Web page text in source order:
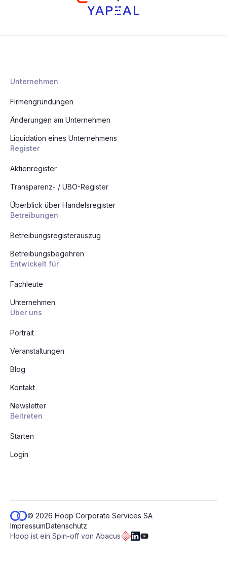
Unternehmen
Firmengründungen
Änderungen am Unternehmen
Liquidation eines Unternehmens
Register
Aktienregister
Transparenz- / UBO-Register
Überblick über Handelsregister
Betreibungen
Betreibungsregisterauszug
Betreibungsbegehren
Entwickelt für
Fachleute
Unternehmen
Über uns
Portrait
Veranstaltungen
Blog
Kontakt
Newsletter
Beitreten
Starten
Login
© 2026 Hoop Corporate Services SA
ImpressumDatenschutz
Hoop ist ein Spin-off von Abacus